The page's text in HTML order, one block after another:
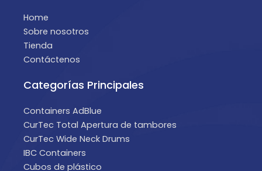
Home
Sobre nosotros
Tienda
Contáctenos
Categorías Principales
Containers AdBlue
CurTec Total Apertura de tambores
CurTec Wide Neck Drums
IBC Containers
Cubos de plástico